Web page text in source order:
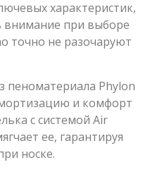
характеристик,
внимание при выборе
точно не разочаруют
Phylon
и комфорт
с системой Air
ее, гарантируя
носке.